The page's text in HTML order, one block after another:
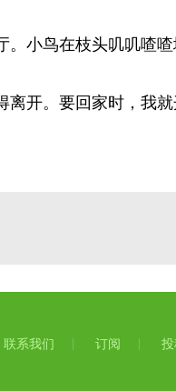
。小鸟在枝头叽叽喳
开。要回家时，我
联系我们 订阅